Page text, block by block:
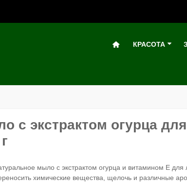
КРАСОТА
с экстрактом огурца
мыло с экстрактом огурца и витамином Е
химические вещества, щелочь и различные